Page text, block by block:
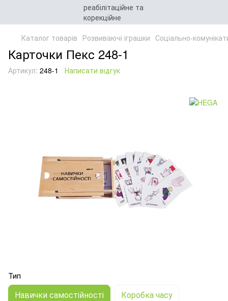
Каталог товарів Розвиваючі іграшки Соціально-
Карточки Пекс 248-1
Артикул: 248-1 Написати відгук
Тип
Навички самостійності Коробка часу